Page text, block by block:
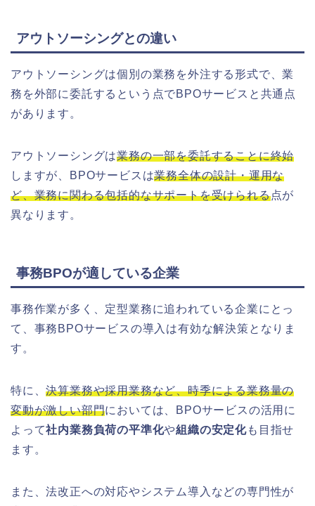
アウトソーシングとの違い
アウトソーシングは個別の業務を外注する形式で、業
務を外部に委託するという点でBPOサービスと共通点
があります。
アウトソーシングは業務の一部を委託することに終始
しますが、BPOサービスは業務全体の設計・運用な
ど、業務に関わる包括的なサポートを受けられる点が
異なります。
事務BPOが適している企業
事務作業が多く、定型業務に追われている企業にとっ
て、事務BPOサービスの導入は有効な解決策となりま
す。
特に、決算業務や採用業務など、時季による業務量の
変動が激しい部門においては、BPOサービスの活用に
よって社内業務負荷の平準化や組織の安定化も目指せ
ます。
また、法改正への対応やシステム導入などの専門性が